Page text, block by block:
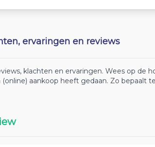
ervaringen en reviews
klachten en ervaringen. Wees op de
aankoop heeft gedaan. Zo bepaalt